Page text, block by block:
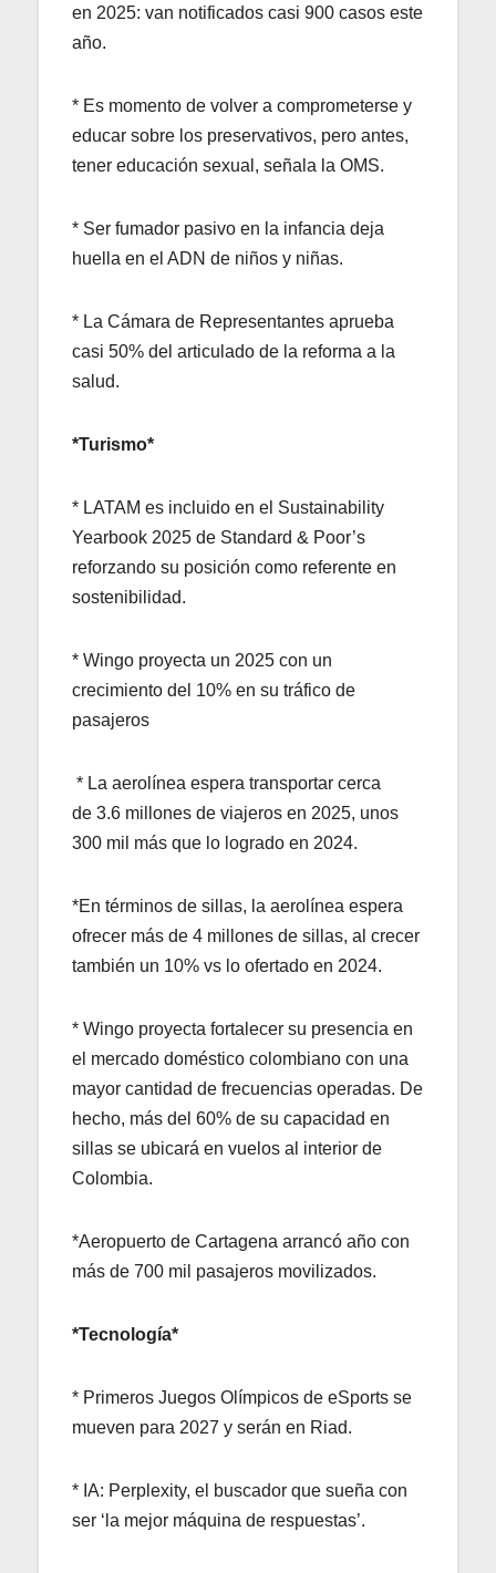
en 2025: van notificados casi 900 casos este
año.
* Es momento de volver a comprometerse y
educar sobre los preservativos, pero antes,
tener educación sexual, señala la OMS.
* Ser fumador pasivo en la infancia deja
huella en el ADN de niños y niñas.
* La Cámara de Representantes aprueba
casi 50% del articulado de la reforma a la
salud.
*Turismo*
* LATAM es incluido en el Sustainability
Yearbook 2025 de Standard & Poor’s
reforzando su posición como referente en
sostenibilidad.
* Wingo proyecta un 2025 con un
crecimiento del 10% en su tráfico de
pasajeros
* La aerolínea espera transportar cerca
de 3.6 millones de viajeros en 2025, unos
300 mil más que lo logrado en 2024.
*En términos de sillas, la aerolínea espera
ofrecer más de 4 millones de sillas, al crecer
también un 10% vs lo ofertado en 2024.
* Wingo proyecta fortalecer su presencia en
el mercado doméstico colombiano con una
mayor cantidad de frecuencias operadas. De
hecho, más del 60% de su capacidad en
sillas se ubicará en vuelos al interior de
Colombia.
*Aeropuerto de Cartagena arrancó año con
más de 700 mil pasajeros movilizados.
*Tecnología*
* Primeros Juegos Olímpicos de eSports se
mueven para 2027 y serán en Riad.
* IA: Perplexity, el buscador que sueña con
ser ‘la mejor máquina de respuestas’.